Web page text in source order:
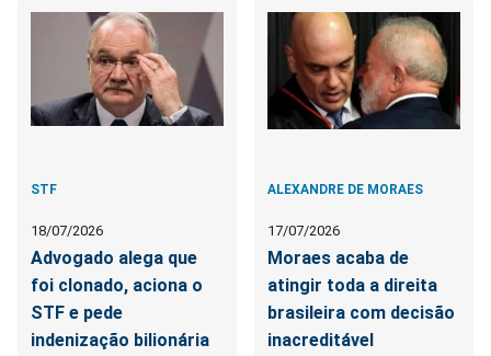
STF
18/07/2026
Advogado alega que
foi clonado, aciona o
STF e pede
indenização bilionária
ALEXANDRE DE MORAES
17/07/2026
Moraes acaba de
atingir toda a direita
brasileira com decisão
inacreditável